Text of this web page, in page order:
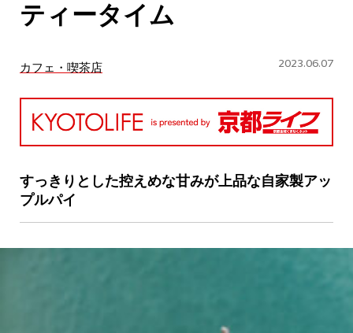
MAIN MENU
SERIES
カレーが好き
京都おやつクラブ
ティータイム
カフェ・喫茶店 2023.06.07
すっきりとした控えめな甘みが上品な自家製アッ
プルパイ